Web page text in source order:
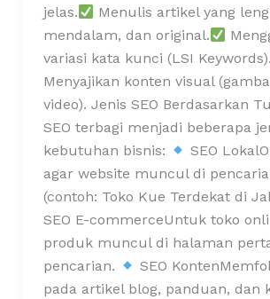
jelas.
Menulis artikel yang
mendalam, dan original.
variasi kata kunci (LSI Keywords).
Menyajikan konten visual
video). Jenis SEO Berdasarkan
SEO terbagi menjadi beberapa
kebutuhan bisnis:
SEO
agar website muncul di
(contoh: Toko Kue Terdekat di
SEO E-commerceUntuk toko
produk muncul di halaman
pencarian.
SEO
pada artikel blog, panduan, dan